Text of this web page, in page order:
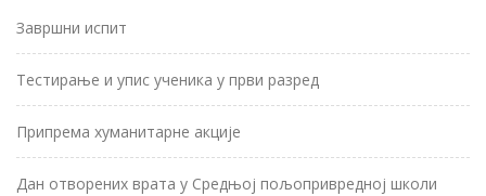
Завршни испит
Тестирање и упис ученика у први разред
Припрема хуманитарне акције
Дан отворених врата у Средњој пољопривредној школи